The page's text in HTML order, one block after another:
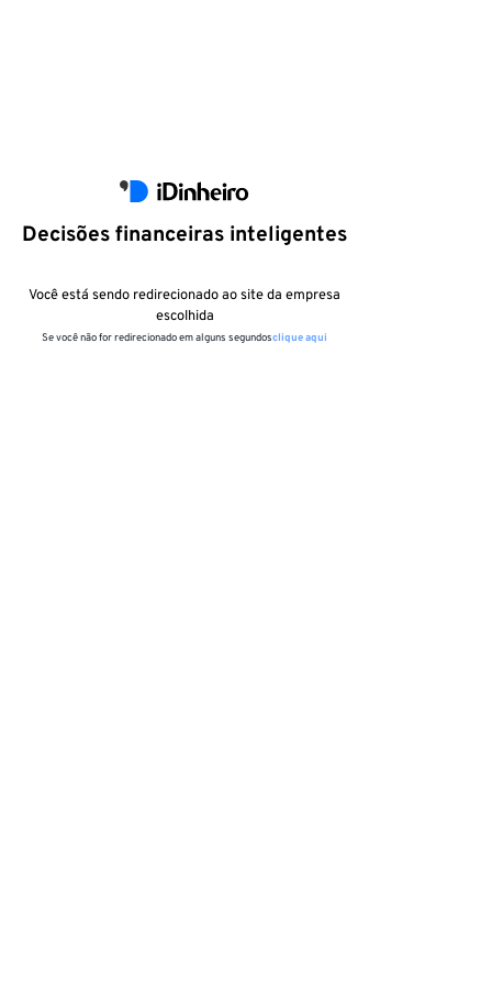
Decisões financeiras inteligentes
Você está sendo redirecionado ao site da empresa
escolhida
Se você não for redirecionado em alguns segundosclique aqui